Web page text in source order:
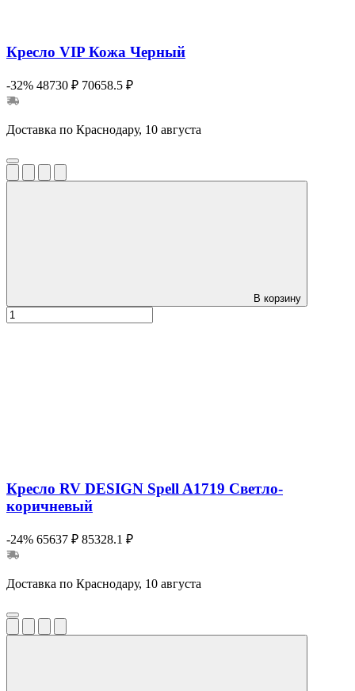
Кресло VIP Кожа Черный
-32% 48730 ₽ 70658.5 ₽
Доставка по Краснодару, 10 августа
В корзину
Кресло RV DESIGN Spell A1719 Светло-
коричневый
-24% 65637 ₽ 85328.1 ₽
Доставка по Краснодару, 10 августа